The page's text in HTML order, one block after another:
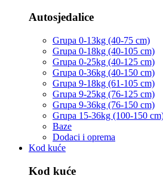
Autosjedalice
Grupa 0-13kg (40-75 cm)
Grupa 0-18kg (40-105 cm)
Grupa 0-25kg (40-125 cm)
Grupa 0-36kg (40-150 cm)
Grupa 9-18kg (61-105 cm)
Grupa 9-25kg (76-125 cm)
Grupa 9-36kg (76-150 cm)
Grupa 15-36kg (100-150
Baze
Dodaci i oprema
Kod kuće
Kod kuće